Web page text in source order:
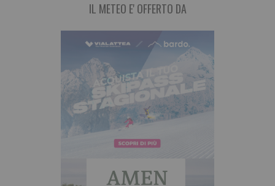
IL METEO E' OFFERTO DA